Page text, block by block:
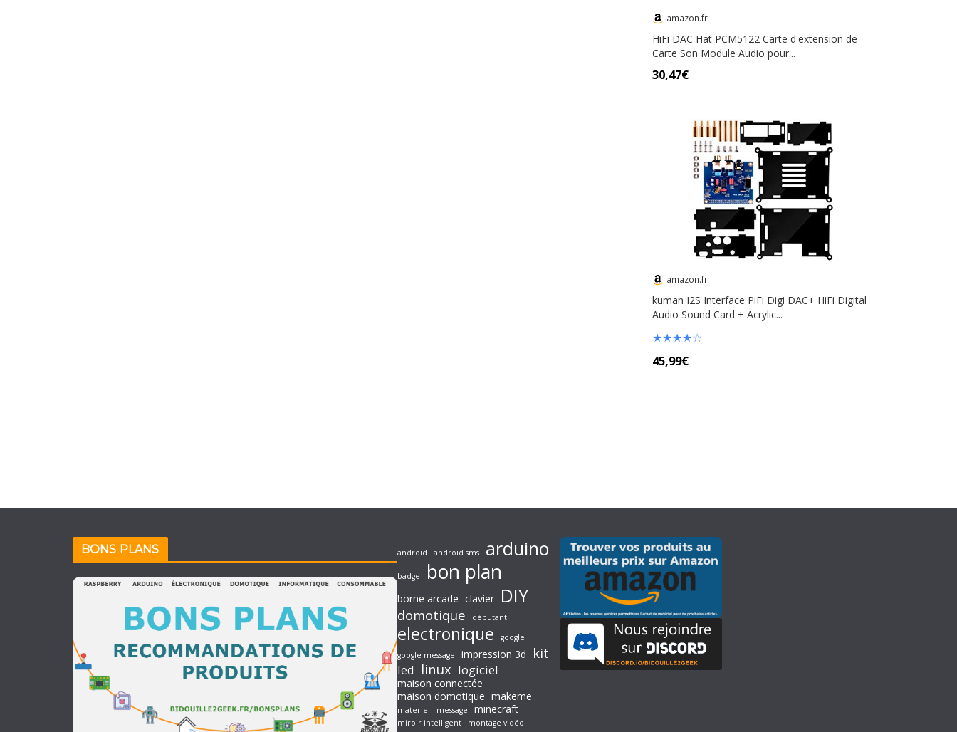
amazon.fr
HiFi DAC Hat PCM5122 Carte d'extension de
Carte Son Module Audio pour...
30,47€
amazon.fr
kuman I2S Interface PiFi Digi DAC+ HiFi Digital
Audio Sound Card + Acrylic...
★★★★☆
45,99€
BONS PLANS android android sms arduino
badge bon plan
borne arcade clavier DIY
domotique débutant
electronique
google
google message
impression 3d kit
led linux logiciel
maison connectée
maison domotique makeme
materiel message minecraft
miroir intelligent
montage vidéo